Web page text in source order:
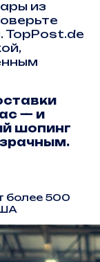
из
TopPost.de
— и
шопинг
более 500